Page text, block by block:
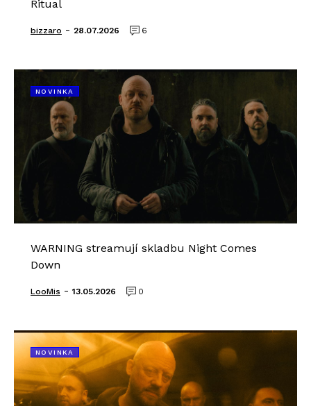
Ritual
bizzaro - 28.07.2026 6
NOVINKA
WARNING streamují skladbu Night Comes
Down
LooMis - 13.05.2026 0
NOVINKA